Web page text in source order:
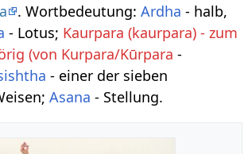
. Wortbedeutung:Ardha - halb,
- Lotus; Kaurpara (kaurpara) - zum
(von Kurpara/Kūrpara -
- einer der sieben
Asana - Stellung.